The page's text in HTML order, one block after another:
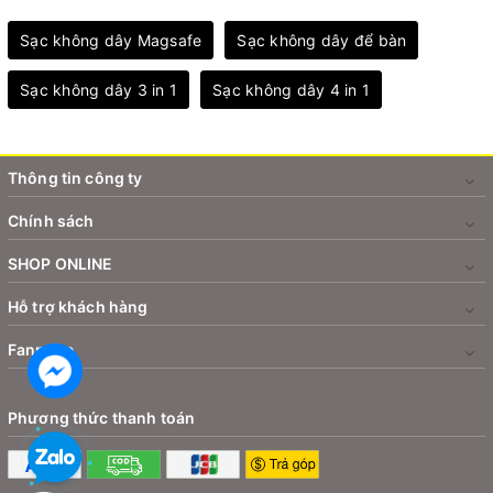
Sạc không dây Magsafe Sạc không dây để bàn
Sạc không dây 3 in 1 Sạc không dây 4 in 1
Thông tin công ty
Chính sách
SHOP ONLINE
Hỗ trợ khách hàng
Fanpage
Phương thức thanh toán